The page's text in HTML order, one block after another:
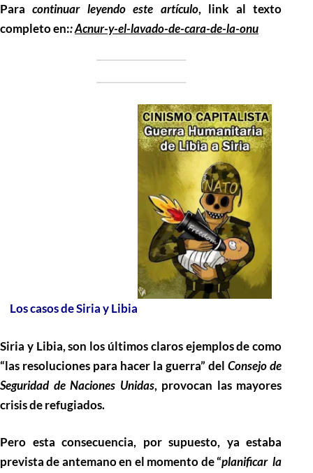
Paracontinuar leyendo este artículo, link al texto
completo en::Acnur-y-el-lavado-de-cara-de-la-onu
Los casos de Siria y Libia
Siria y Libia, son los últimos claros ejemplos de como
“las resoluciones para hacer la guerra” delConsejo de
Seguridad de Naciones Unidas, provocan las mayores
crisis de refugiados.
Pero esta consecuencia, por supuesto, ya estaba
prevista de antemano en el momento de “planificar la